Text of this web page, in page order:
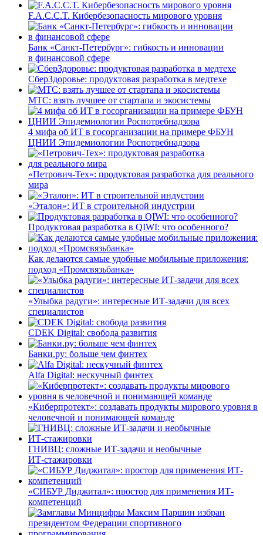
F.A.C.C.T. Кибербезопасность мирового уровня
Банк «Санкт-Петербург»: гибкость и инновации
в финансовой сфере
СберЗдоровье: продуктовая разработка в медтехе
МТС: взять лучшее от стартапа и экосистемы
4 мифа об ИТ в госорганизации на примере ФБУН
ЦНИИ Эпидемиологии Роспотребнадзора
«Петрович-Тех»: продуктовая разработка для реального
мира
«Эталон»: ИТ в строительной индустрии
Продуктовая разработка в QIWI: что особенного?
Как делаются самые удобные мобильные приложения:
подход «Промсвязьбанка»
«Улыбка радуги»: интересные ИТ-задачи для всех
специалистов
CDEK Digital: свобода развития
Банки.ру: больше чем финтех
Alfa Digital: нескучный финтех
«Киберпротект»: создавать продукты мирового уровня в
человечной и понимающей команде
ГНИВЦ: сложные ИТ‑задачи и необычные
ИТ‑стажировки
«СИБУР Диджитал»: простор для применения ИТ-
компетенций